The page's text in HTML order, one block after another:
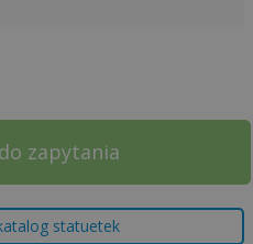
zapytania
statuetek